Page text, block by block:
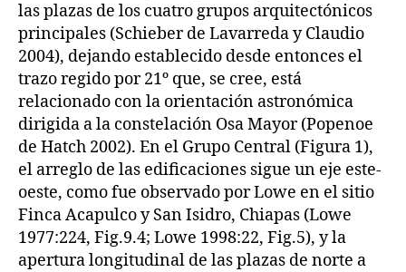
las plazas de los cuatro grupos arquitectónicos
principales (Schieber de Lavarreda y Claudio
2004), dejando establecido desde entonces el
trazo regido por 21º que, se cree, está
relacionado con la orientación astronómica
dirigida a la constelación Osa Mayor (Popenoe
de Hatch 2002). En el Grupo Central (Figura 1),
el arreglo de las edificaciones sigue un eje este-
oeste, como fue observado por Lowe en el sitio
Finca Acapulco y San Isidro, Chiapas (Lowe
1977:224, Fig.9.4; Lowe 1998:22, Fig.5), y la
apertura longitudinal de las plazas de norte a